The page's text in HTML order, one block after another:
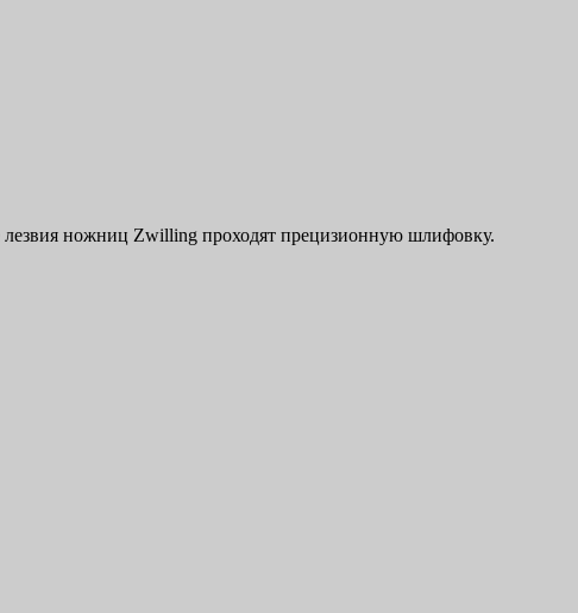
ножниц Zwilling проходят прецизионную шлифовку.